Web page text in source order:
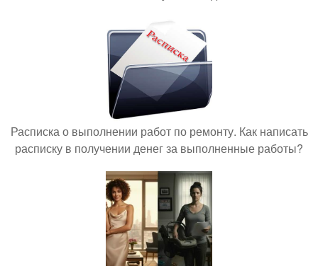
Расписка о выполнении работ по ремонту. Как написать
расписку в получении денег за выполненные работы?